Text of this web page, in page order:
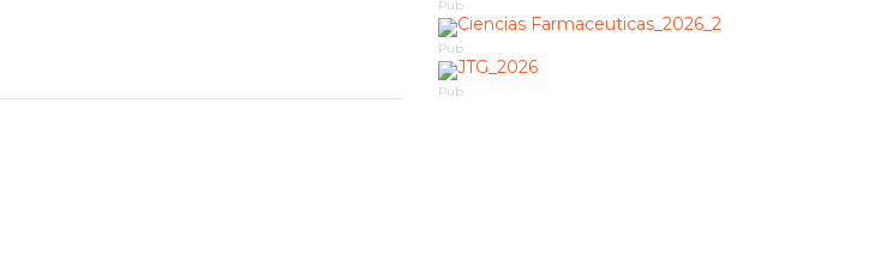
Pub
Pub
Pub